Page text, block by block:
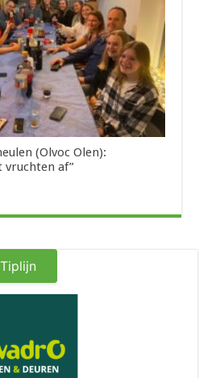
(Olvoc Olen):
vruchten af”
Tiplijn